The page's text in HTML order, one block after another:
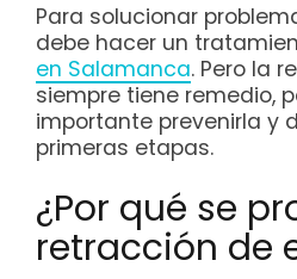
Para solucionar
debe hacer un
en Salamanca. Pero la
siempre tiene remedio,
importante prevenirla y
primeras etapas.
¿Por qué se
retracción de